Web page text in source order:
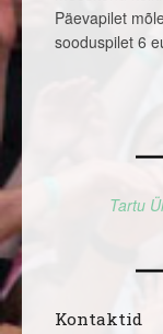
Päevapilet
sooduspilet 6
Tartu
Kontaktid